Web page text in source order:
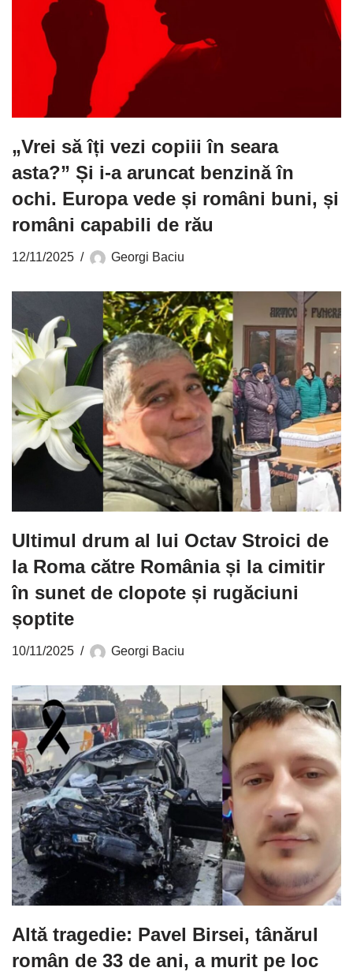
„Vrei să îți vezi copiii în seara
asta?” Și i-a aruncat benzină în
ochi. Europa vede și români buni, și
români capabili de rău
12/11/2025 Georgi Baciu
Ultimul drum al lui Octav Stroici de
la Roma către România și la cimitir
în sunet de clopote și rugăciuni
șoptite
10/11/2025 Georgi Baciu
Altă tragedie: Pavel Birsei, tânărul
român de 33 de ani, a murit pe loc